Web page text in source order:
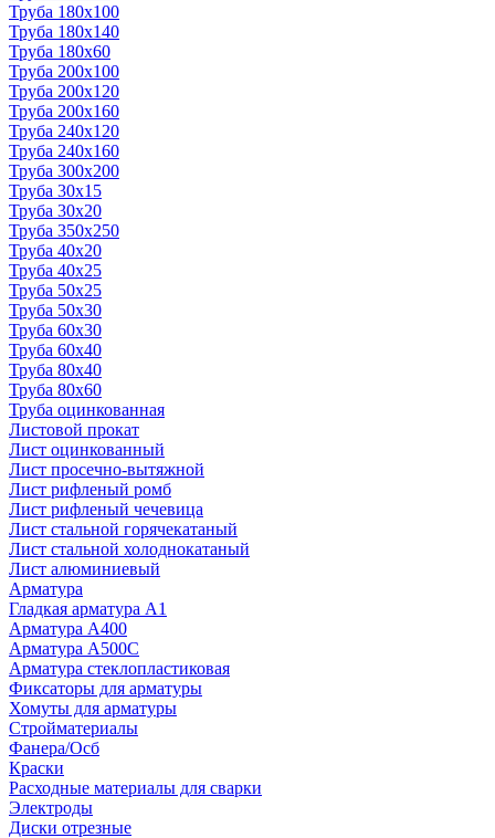
Труба 180x100
Труба 180x140
Труба 180x60
Труба 200x100
Труба 200x120
Труба 200x160
Труба 240x120
Труба 240x160
Труба 300x200
Труба 30x15
Труба 30x20
Труба 350x250
Труба 40x20
Труба 40x25
Труба 50x25
Труба 50x30
Труба 60x30
Труба 60x40
Труба 80x40
Труба 80x60
Труба оцинкованная
Листовой прокат
Лист оцинкованный
Лист просечно-вытяжной
Лист рифленый ромб
Лист рифленый чечевица
Лист стальной горячекатаный
Лист стальной холоднокатаный
Лист алюминиевый
Арматура
Гладкая арматура А1
Арматура А400
Арматура A500C
Арматура стеклопластиковая
Фиксаторы для арматуры
Хомуты для арматуры
Стройматериалы
Фанера/Осб
Краски
Расходные материалы для сварки
Электроды
Диски отрезные